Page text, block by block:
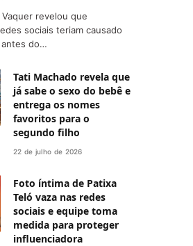
revelou que
sociais teriam causado
do…
Tati Machado revela que
já sabe o sexo do bebê e
entrega os nomes
favoritos para o
segundo filho
22 de julho de 2026
Foto íntima de Patixa
Teló vaza nas redes
sociais e equipe toma
medida para proteger
influenciadora